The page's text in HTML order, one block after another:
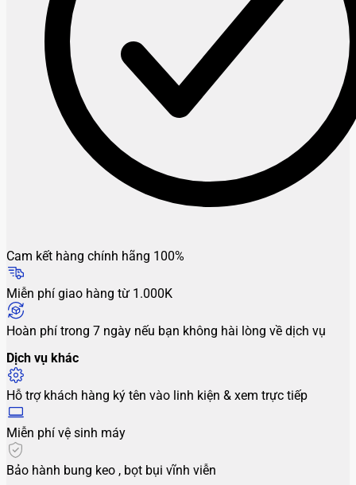
Cam kết hàng chính hãng 100%
Miễn phí giao hàng từ 1.000K
Hoàn phí trong 7 ngày nếu bạn không hài lòng về dịch vụ
Dịch vụ khác
Hỗ trợ khách hàng ký tên vào linh kiện & xem trực tiếp
Miễn phí vệ sinh máy
Bảo hành bung keo , bọt bụi vĩnh viễn